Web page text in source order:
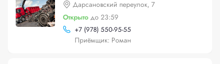
Дарсановский переулок, 7
Открыто до 23:59
+7 (978) 550-95-55
Приёмщик: Роман